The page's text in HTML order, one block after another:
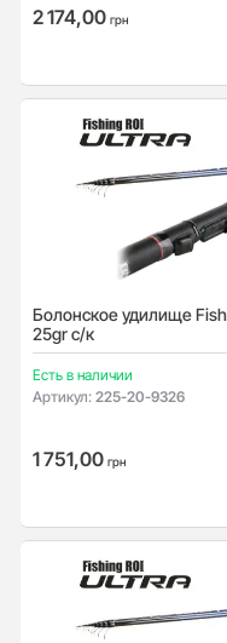
2 174,00 грн
Болонское удилище
25gr с/к
Есть в наличии
Артикул: 225-20-9326
1 751,00 грн